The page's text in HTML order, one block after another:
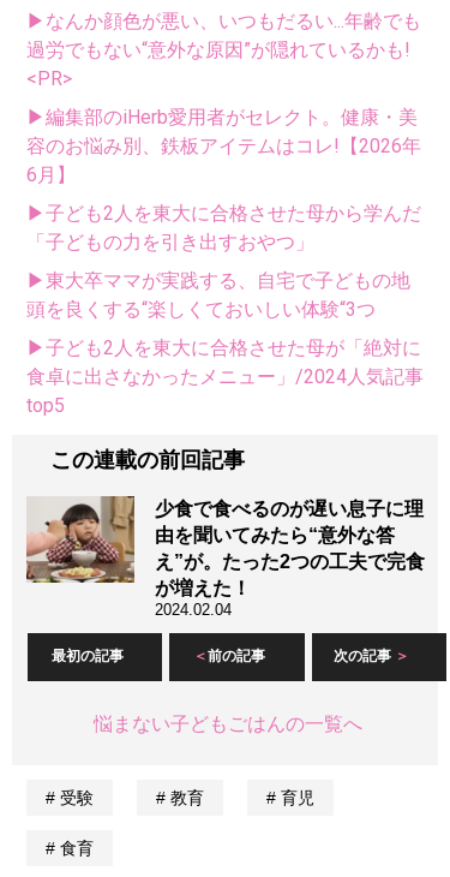
▶なんか顔色が悪い、いつもだるい...年齢でも
過労でもない“意外な原因”が隠れているかも!
<PR>
▶編集部のiHerb愛用者がセレクト。健康・美
容のお悩み別、鉄板アイテムはコレ!【2026年
6月】
▶子ども2人を東大に合格させた母から学んだ
「子どもの力を引き出すおやつ」
▶東大卒ママが実践する、自宅で子どもの地
頭を良くする“楽しくておいしい体験“3つ
▶子ども2人を東大に合格させた母が「絶対に
食卓に出さなかったメニュー」/2024人気記事
top5
この連載の前回記事
少食で食べるのが遅い息子に理
由を聞いてみたら“意外な答
え”が。たった2つの工夫で完食
が増えた！
2024.02.04
最初の記事 前の記事 次の記事
悩まない子どもごはんの一覧へ
受験 教育 育児
食育